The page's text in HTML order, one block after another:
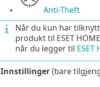
•
Anti-Theft
Når du kun har
produkt til ESET
når du legger til
Innstillinger(bare